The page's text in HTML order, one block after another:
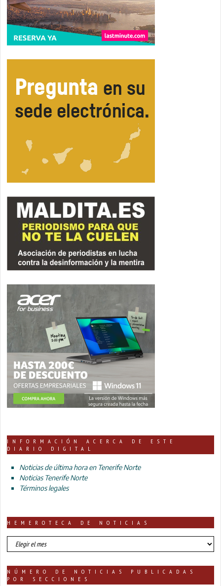
INFORMACIÓN ACERCA DE ESTE
DIARIO DIGITAL
Noticias de última hora en Tenerife Norte
Noticias Tenerife Norte
Términos legales
HEMEROTECA DE NOTICIAS
HEMEROTECA
DE
NÚMERO DE NOTICIAS PUBLICADAS
POR SECCIONES